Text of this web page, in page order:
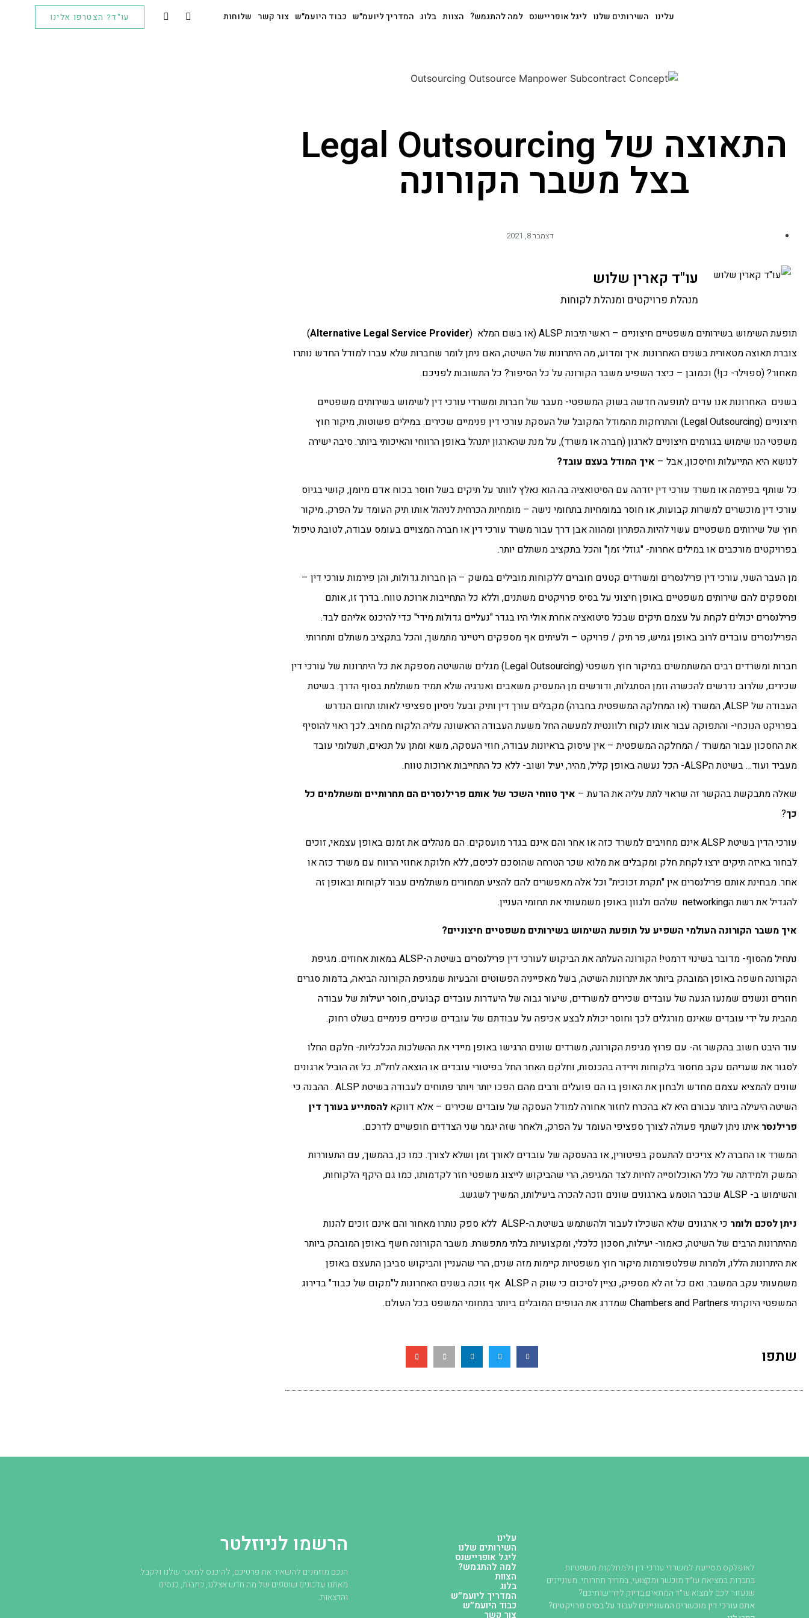
עלינו השירותים שלנו ליגל אופריישנס למה להתגמש? הצוות בלוג המדריך ליועמ״ש כבוד היועמ״ש צור קשר שלוחות עו"ד? הצטרפו אלינו
התאוצה של Legal Outsourcing
בצל משבר הקורונה
דצמבר 8, 2021
עו"ד קארין שלוש
מנהלת פרויקטים ומנהלת לקוחות
תופעת השימוש בשירותים משפטיים חיצוניים – ראשי תיבות ALSP (או בשם המלא ( Alternative Legal Service Provider
)
צוברת תאוצה מטאורית בשנים האחרונות. איך ומדוע, מה היתרונות של השיטה, האם ניתן לומר שחברות שלא עברו למודל החדש נותרו
מאחור? (ספוילר- כן!) וכמובן – כיצד השפיע משבר הקורונה על כל הסיפור? כל התשובות לפניכם.
בשנים האחרונות אנו עדים לתופעה חדשה בשוק המשפטי- מעבר של חברות ומשרדי עורכי דין לשימוש בשירותים משפטיים
חיצוניים (Legal Outsourcing) והתרחקות מהמודל המקובל של העסקת עורכי דין פנימיים שכירים. במילים פשוטות, מיקור חוץ
משפטי הנו שימוש בגורמים חיצוניים לארגון (חברה או משרד), על מנת שהארגון יתנהל באופן הרווחי והאיכותי ביותר. סיבה ישירה
לנושא היא התייעלות וחיסכון, אבל – איך המודל בעצם עובד?
כל שותף בפירמה או משרד עורכי דין יזדהה עם הסיטואציה בה הוא נאלץ לוותר על תיקים בשל חוסר בכוח אדם מיומן, קושי בגיוס
עורכי דין מוכשרים למשרות קבועות, או חוסר במומחיות בתחומי נישה – מומחיות הכרחית לניהול אותו תיק העומד על הפרק. מיקור
חוץ של שירותים משפטיים עשוי להיות הפתרון ומהווה אבן דרך עבור משרד עורכי דין או חברה המצויים בעומס עבודה, לטובת טיפול
בפרויקטים מורכבים או במילים אחרות- "גוזלי זמן" והכל בתקציב משתלם יותר.
מן העבר השני, עורכי דין פרילנסרים ומשרדים קטנים חוברים ללקוחות מובילים במשק – הן חברות גדולות, והן פירמות עורכי דין –
ומספקים להם שירותים משפטיים באופן חיצוני על בסיס פרויקטים משתנים, וללא כל התחייבות ארוכת טווח. בדרך זו, אותם
פרילנסרים יכולים לקחת על עצמם תיקים שבכל סיטואציה אחרת אולי היו בגדר "נעליים גדולות מידי" כדי להיכנס אליהם לבד.
הפרילנסרים עובדים לרוב באופן גמיש, פר תיק / פרויקט – ולעיתים אף מספקים ריטיינר מתמשך, והכל בתקציב משתלם ותחרותי.
חברות ומשרדים רבים המשתמשים במיקור חוץ משפטי (Legal Outsourcing) מגלים שהשיטה מספקת את כל היתרונות של עורכי דין
שכירים, שלרוב נדרשים להכשרה וזמן הסתגלות, ודורשים מן המעסיק משאבים ואנרגיה שלא תמיד משתלמת בסוף הדרך. בשיטת
העבודה של ALSP, המשרד (או המחלקה המשפטית בחברה) מקבלים עורך דין ותיק ובעל ניסיון ספציפי לאותו תחום הנדרש
בפרויקט הנוכחי- והתפוקה עבור אותו לקוח רלוונטית למעשה החל משעת העבודה הראשונה עליה הלקוח מחויב. לכך ראוי להוסיף
את החסכון עבור המשרד / המחלקה המשפטית – אין עיסוק בראיונות עבודה, חוזי העסקה, משא ומתן על תנאים, תשלומי עובד
מעביד ועוד… בשיטת הALSP- הכל נעשה באופן קליל, מהיר, יעיל ושוב- ללא כל התחייבות ארוכות טווח.
שאלה מתבקשת בהקשר זה שראוי לתת עליה את הדעת – איך טווחי השכר של אותם פרילנסרים הם תחרותיים ומשתלמים כל
כך?
עורכי הדין בשיטת ALSP אינם מחויבים למשרד כזה או אחר והם אינם בגדר מועסקים. הם מנהלים את זמנם באופן עצמאי, זוכים
לבחור באיזה תיקים ירצו לקחת חלק ומקבלים את מלוא שכר הטרחה שהוסכם לכיסם, ללא חלוקת אחוזי הרווח עם משרד כזה או
אחר. מבחינת אותם פרילנסרים אין "תקרת זכוכית" וכל אלה מאפשרים להם להציע תמחורים משתלמים עבור לקוחות ובאופן זה
להגדיל את רשת הnetworking שלהם ולגוון באופן משמעותי את תחומי העניין.
איך משבר הקורונה העולמי השפיע על תופעת השימוש בשירותים משפטיים חיצוניים?
נתחיל מהסוף- מדובר בשינוי דרמטי! הקורונה העלתה את הביקוש לעורכי דין פרילנסרים בשיטת ה-ALSP במאות אחוזים. מגיפת
הקורונה חשפה באופן המובהק ביותר את יתרונות השיטה, בשל מאפייניה הפשוטים והבעיות שמגיפת הקורונה הביאה, בדמות סגרים
חוזרים ונשנים שמנעו הגעה של עובדים שכירים למשרדים, שיעור גבוה של היעדרות עובדים קבועים, חוסר יעילות של עבודה
מהבית על ידי עובדים שאינם מורגלים לכך וחוסר יכולת לבצע אכיפה על עבודתם של עובדים שכירים פנימיים בשלט רחוק.
עוד היבט חשוב בהקשר זה- עם פרוץ מגיפת הקורונה, משרדים שונים הרגישו באופן מיידי את ההשלכות הכלכליות- חלקם החלו
לסגור את שעריהם עקב מחסור בלקוחות וירידה בהכנסות, וחלקם האחר החל בפיטורי עובדים או הוצאה לחל"ת. כל זה הוביל ארגונים
שונים להמציא עצמם מחדש ולבחון את האופן בו הם פועלים ורבים מהם הפכו יותר ויותר פתוחים לעבודה בשיטת ALSP . ההבנה כי
השיטה היעילה ביותר עבורם היא לא בהכרח לחזור אחורה למודל העסקה של עובדים שכירים – אלא דווקא להסתייע בעורך דין
פרילנסר איתו ניתן לשתף פעולה לצורך ספציפי העומד על הפרק, ולאחר שזה יגמר שני הצדדים חופשיים לדרכם.
המשרד או החברה לא צריכים להתעסק בפיטורין, או בהעסקה של עובדים לאורך זמן ושלא לצורך. כמו כן, בהמשך, עם התעוררות
המשק ולמידתה של כלל האוכלוסייה לחיות לצד המגיפה, הרי שהביקוש לייצוג משפטי חזר לקדמותו, כמו גם היקף הלקוחות,
והשימוש ב- ALSP שכבר הוטמע בארגונים שונים וזכה להכרה ביעילותו, המשיך לשגשג.
ניתן לסכם ולומר
כי ארגונים שלא השכילו לעבור ולהשתמש בשיטת ה-ALSP ללא ספק נותרו מאחור והם אינם זוכים להנות
מהיתרונות הרבים של השיטה, כאמור- יעילות, חסכון כלכלי, ומקצועיות בלתי מתפשרת. משבר הקורונה חשף באופן המובהק ביותר
את היתרונות הללו, ולמרות שפלטפורמות מיקור חוץ משפטיות קיימות מזה שנים, הרי שהעניין והביקוש סביבן התעצם באופן
משמעותי עקב המשבר. ואם כל זה לא מספיק, נציין לסיכום כי שוק ה ALSP אף זוכה בשנים האחרונות ל"מקום של כבוד" בדירוג
המשפטי היוקרתי Chambers and Partners שמדרג את הגופים המובלים ביותר בתחומי המשפט בכל העולם.
שתפו
לאופלקס מסייעת למשרדי עורכי דין ולמחלקות משפטיות
בחברות במציאת עו״ד מוכשר ומקצועי, במחיר תחרותי. מעוניינים
שנעזור לכם למצוא עו״ד המתאים בדיוק לדרישותיכם?
אתם עורכי דין מוכשרים המעוניינים לעבוד על בסיס פרויקטים?
עלינו
השירותים שלנו
ליגל אופריישנס
למה להתגמש?
הצוות
בלוג
המדריך ליועמ״ש
כבוד היועמ״ש
צור קשר
הרשמו לניוזלטר
הנכם מוזמנים להשאיר את פרטיכם, להיכנס למאגר שלנו ולקבל
מאתנו עדכונים שוטפים של מה חדש אצלנו, כתבות, כנסים
והרצאות.